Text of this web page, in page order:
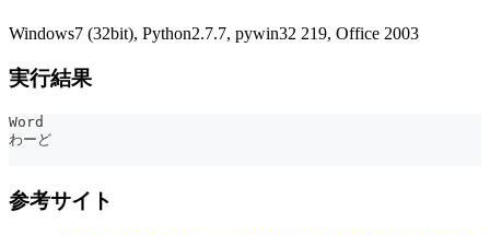
Windows7 (32bit), Python2.7.7, pywin32 219, Office 2003
実行結果
Word
わーど
参考サイト